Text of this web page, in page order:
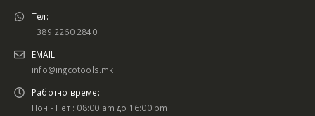
Тел:
+389 2260 2840
EMAIL:
info@ingcotools.mk
Работно време:
Пон - Пет : 08:00 am до 16:00 pm